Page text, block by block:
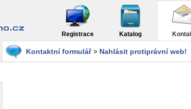
Registrace Katalog
Kontaktní formulář> Nahlásit protiprávní web!